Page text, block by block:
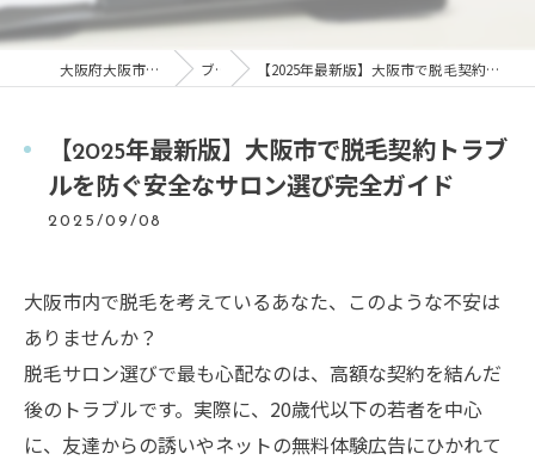
大阪府大阪市の脱毛ならbüranco ブログ 【2025年最新版】大阪市で脱毛契約トラブルを防ぐ安全なサロン選び完全ガイド
【2025年最新版】大阪市で脱毛契約トラブ
ルを防ぐ安全なサロン選び完全ガイド
2025/09/08
大阪市内で脱毛を考えているあなた、このような不安は
ありませんか？
脱毛サロン選びで最も心配なのは、高額な契約を結んだ
後のトラブルです。実際に、20歳代以下の若者を中心
に、友達からの誘いやネットの無料体験広告にひかれて